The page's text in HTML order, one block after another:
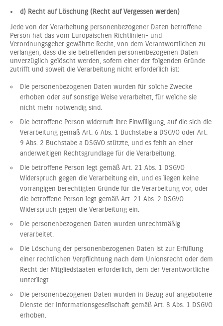
d) Recht auf Löschung (Recht auf Vergessen werden)
Jede von der Verarbeitung personenbezogener Daten betroffene
Person hat das vom Europäischen Richtlinien- und
Verordnungsgeber gewährte Recht, von dem Verantwortlichen zu
verlangen, dass die sie betreffenden personenbezogenen Daten
unverzüglich gelöscht werden, sofern einer der folgenden Gründe
zutrifft und soweit die Verarbeitung nicht erforderlich ist:
Die personenbezogenen Daten wurden für solche Zwecke
erhoben oder auf sonstige Weise verarbeitet, für welche sie
nicht mehr notwendig sind.
Die betroffene Person widerruft ihre Einwilligung, auf die sich die
Verarbeitung gemäß Art. 6 Abs. 1 Buchstabe a DSGVO oder Art.
9 Abs. 2 Buchstabe a DSGVO stützte, und es fehlt an einer
anderweitigen Rechtsgrundlage für die Verarbeitung.
Die betroffene Person legt gemäß Art. 21 Abs. 1 DSGVO
Widerspruch gegen die Verarbeitung ein, und es liegen keine
vorrangigen berechtigten Gründe für die Verarbeitung vor, oder
die betroffene Person legt gemäß Art. 21 Abs. 2 DSGVO
Widerspruch gegen die Verarbeitung ein.
Die personenbezogenen Daten wurden unrechtmäßig
verarbeitet.
Die Löschung der personenbezogenen Daten ist zur Erfüllung
einer rechtlichen Verpflichtung nach dem Unionsrecht oder dem
Recht der Mitgliedstaaten erforderlich, dem der Verantwortliche
unterliegt.
Die personenbezogenen Daten wurden in Bezug auf angebotene
Dienste der Informationsgesellschaft gemäß Art. 8 Abs. 1 DSGVO
erhoben.